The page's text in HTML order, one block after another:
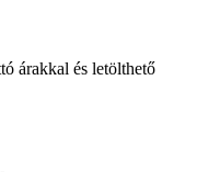
árakkal és letölthető